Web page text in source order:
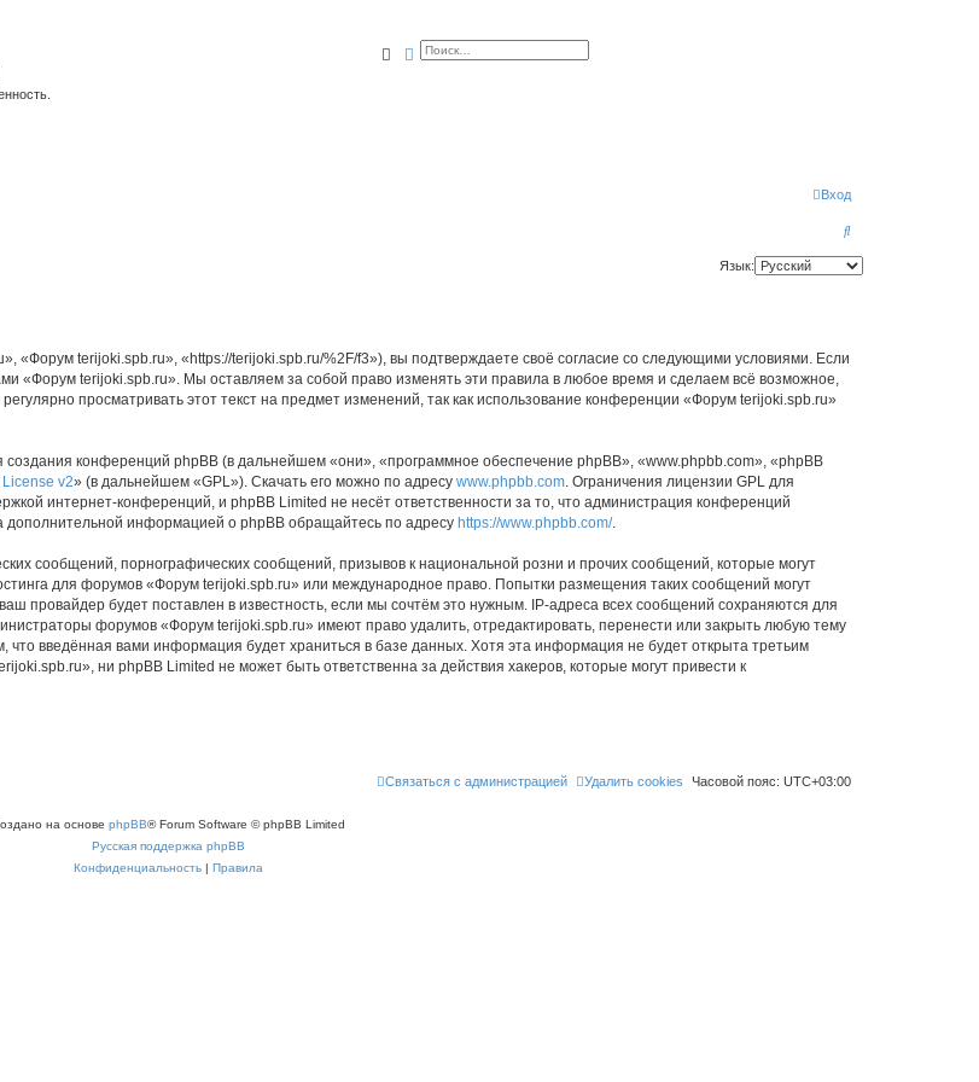
ПоискРасширенный поиск
Вход
П
о
Язык:
terijoki.spb.ru», «https://terijoki.spb.ru/%2F/f3»), вы подтверждаете своё согласие со следующими условиями. Если
«Форум terijoki.spb.ru». Мы оставляем за собой право изменять эти правила в любое время и сделаем всё возможное,
просматривать этот текст на предмет изменений, так как использование конференции «Форум terijoki.spb.ru»
конференций phpBB (в дальнейшем «они», «программное обеспечение phpBB», «www.phpbb.com», «phpBB
v2» (в дальнейшем «GPL»). Скачать его можно по адресу www.phpbb.com . Ограничения лицензии GPL для
интернет-конференций, и phpBB Limited не несёт ответственности за то, что администрация конференций
дополнительной информацией о phpBB обращайтесь по адресу https://www.phpbb.com/.
сообщений, порнографических сообщений, призывов к национальной розни и прочих сообщений, которые могут
для форумов «Форум terijoki.spb.ru» или международное право. Попытки размещения таких сообщений могут
провайдер будет поставлен в известность, если мы сочтём это нужным. IP-адреса всех сообщений сохраняются для
форумов «Форум terijoki.spb.ru» имеют право удалить, отредактировать, перенести или закрыть любую тему
что введённая вами информация будет храниться в базе данных. Хотя эта информация не будет открыта третьим
ни phpBB Limited не может быть ответственна за действия хакеров, которые могут привести к
Часовой пояс: UTC+03:00
Удалить cookies
Связаться с администрацией
на основе phpBB® Forum Software © phpBB Limited
Русская поддержка phpBB
Конфиденциальность| Правила